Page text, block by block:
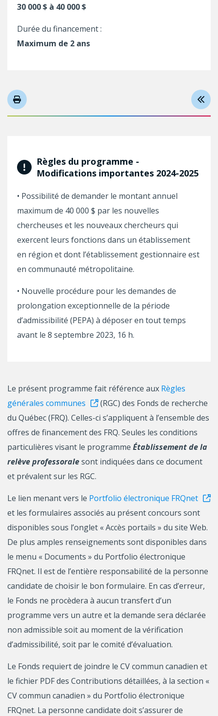
30 000 $ à 40 000 $
Durée du financement :
Maximum de 2 ans
Règles du programme -
Modifications importantes 2024-2025
• Possibilité de demander le montant annuel
maximum de 40 000 $ par les nouvelles
chercheuses et les nouveaux chercheurs qui
exercent leurs fonctions dans un établissement
en région et dont l’établissement gestionnaire est
en communauté métropolitaine.
• Nouvelle procédure pour les demandes de
prolongation exceptionnelle de la période
d’admissibilité (PEPA) à déposer en tout temps
avant le 8 septembre 2023, 16 h.
Le présent programme fait référence aux Règles
générales communes
(RGC) des Fonds de recherche
du Québec (FRQ). Celles-ci s’appliquent à l’ensemble des
offres de financement des FRQ. Seules les conditions
particulières visant le programme Établissement de la
relève professoralesont indiquées dans ce document
et prévalent sur les RGC.
Le lien menant vers le Portfolio électronique FRQnet
et les formulaires associés au présent concours sont
disponibles sous l’onglet « Accès portails » du site Web.
De plus amples renseignements sont disponibles dans
le menu « Documents » du Portfolio électronique
FRQnet. Il est de l’entière responsabilité de la personne
candidate de choisir le bon formulaire. En cas d’erreur,
le Fonds ne procèdera à aucun transfert d’un
programme vers un autre et la demande sera déclarée
non admissible soit au moment de la vérification
d’admissibilité, soit par le comité d’évaluation.
Le Fonds requiert de joindre le CV commun canadien et
le fichier PDF des Contributions détaillées, à la section «
CV commun canadien » du Portfolio électronique
FRQnet. La personne candidate doit s’assurer de